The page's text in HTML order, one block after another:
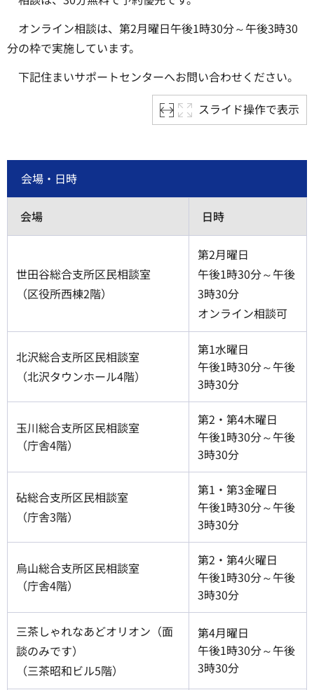
オンライン相談は、第2月曜日午後1時30分～午後3時30
分の枠で実施しています。
下記住まいサポートセンターへお問い合わせください。
スライド操作で表示
会場・日時
会場 日時
世田谷総合支所区民相談室
（区役所西棟2階）
第2月曜日
午後1時30分～午後
3時30分
オンライン相談可
北沢総合支所区民相談室
（北沢タウンホール4階）
第1水曜日
午後1時30分～午後
3時30分
玉川総合支所区民相談室
（庁舎4階）
第2・第4木曜日
午後1時30分～午後
3時30分
砧総合支所区民相談室
（庁舎3階）
第1・第3金曜日
午後1時30分～午後
3時30分
烏山総合支所区民相談室
（庁舎4階）
第2・第4火曜日
午後1時30分～午後
3時30分
三茶しゃれなあどオリオン（面
談のみです）
（三茶昭和ビル5階）
第4月曜日
午後1時30分～午後
3時30分